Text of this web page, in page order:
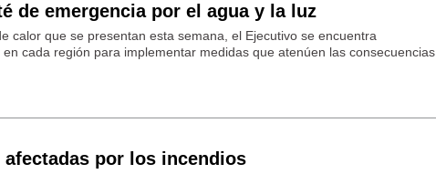
de emergencia por el agua y la luz
calor que se presentan esta semana, el Ejecutivo se encuentra
cada región para implementar medidas que atenúen las consecuencias
afectadas por los incendios